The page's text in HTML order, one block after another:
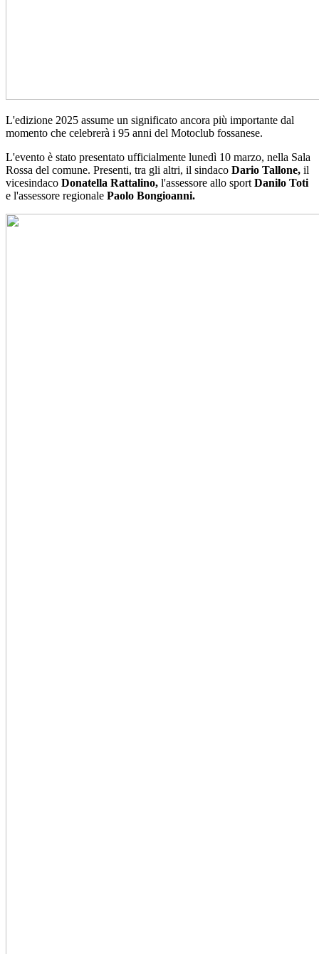
L'edizione 2025 assume un significato ancora più importante dal
momento che celebrerà i 95 anni del Motoclub fossanese.
L'evento è stato presentato ufficialmente lunedì 10 marzo, nella Sala
Rossa del comune. Presenti, tra gli altri, il sindaco Dario Tallone, il
vicesindaco Donatella Rattalino, l'assessore allo sport Danilo Toti
e l'assessore regionale Paolo Bongioanni.